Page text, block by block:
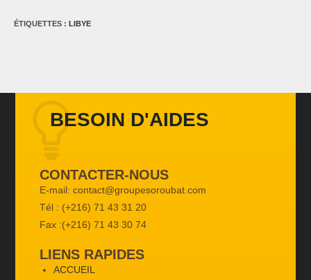
ÉTIQUETTES : LIBYE
BESOIN D'AIDES
CONTACTER-NOUS
E-mail: contact@groupesoroubat.com
Tél : (+216) 71 43 31 20
Fax :(+216) 71 43 30 74
LIENS RAPIDES
ACCUEIL